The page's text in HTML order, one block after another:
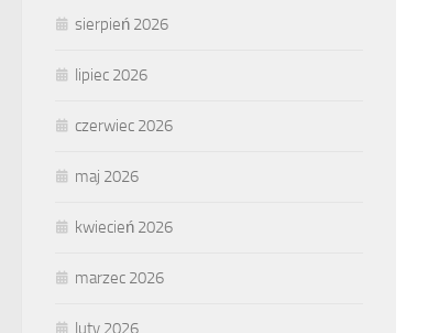
sierpień 2026
lipiec 2026
czerwiec 2026
maj 2026
kwiecień 2026
marzec 2026
luty 2026